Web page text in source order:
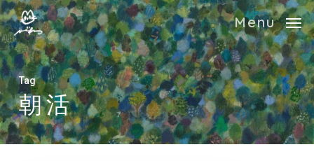
Skip
to
main
content
Menu
Tag
朝活